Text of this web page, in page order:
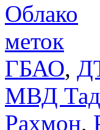
Облако
меток
ГБАО,
МВД
Рахмон,